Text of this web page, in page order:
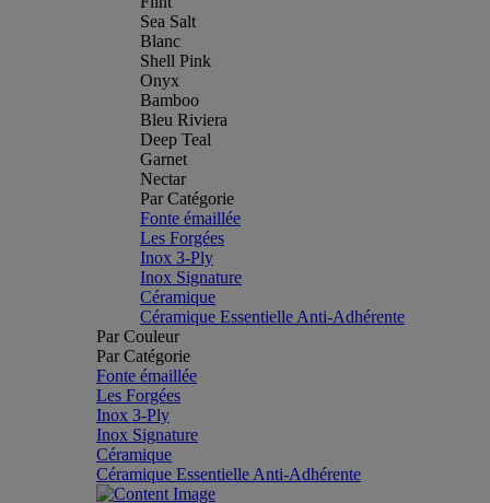
Sea Salt
Blanc
Shell Pink
Onyx
Bamboo
Bleu Riviera
Deep Teal
Garnet
Nectar
Par Catégorie
Fonte émaillée
Les Forgées
Inox 3-Ply
Inox Signature
Céramique
Céramique Essentielle Anti-Adhérente
Par Couleur
Par Catégorie
Fonte émaillée
Les Forgées
Inox 3-Ply
Inox Signature
Céramique
Céramique Essentielle Anti-Adhérente